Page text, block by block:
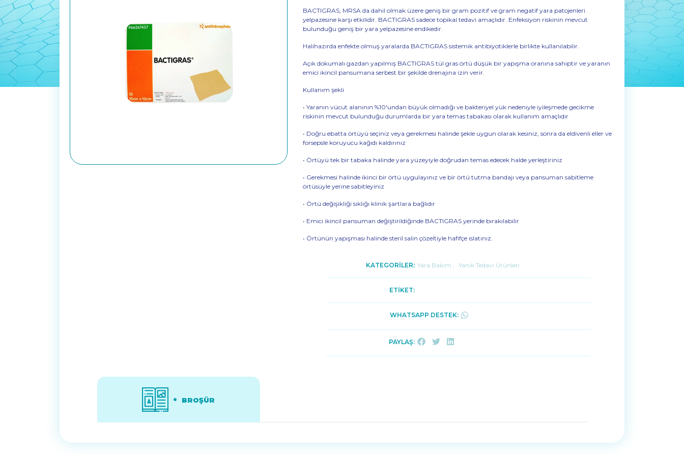
BACTIGRAS, MRSA da dahil olmak üzere geniş bir gram pozitif ve gram negatif yara patojenleri
yelpazesine karşı etkilidir. BACTIGRAS sadece topikal tedavi amaçlıdır. Enfeksiyon riskinin mevcut
bulunduğu geniş bir yara yelpazesine endikedir.
Halihazırda enfekte olmuş yaralarda BACTIGRAS sistemik antibiyotiklerle birlikte kullanılabilir.
Açık dokumalı gazdan yapılmış BACTIGRAS tül gras örtü düşük bir yapışma oranına sahiptir ve yaranın
emici ikincil pansumana serbest bir şekilde drenajına izin verir.
Kullanım şekli
• Yaranın vücut alanının %10'undan büyük olmadığı ve bakteriyel yük nedeniyle iyileşmede gecikme
riskinin mevcut bulunduğu durumlarda bir yara temas tabakası olarak kullanım amaçlıdır
• Doğru ebatta örtüyü seçiniz veya gerekmesi halinde şekle uygun olarak kesiniz, sonra da eldivenli eller ve
forsepsle koruyucu kağıdı kaldırınız
• Örtüyü tek bir tabaka halinde yara yüzeyiyle doğrudan temas edecek halde yerleştiriniz
• Gerekmesi halinde ikinci bir örtü uygulayınız ve bir örtü tutma bandajı veya pansuman sabitleme
örtüsüyle yerine sabitleyiniz
• Örtü değişikliği sıklığı klinik şartlara bağlıdır
• Emici ikincil pansuman değiştirildiğinde BACTIGRAS yerinde bırakılabilir
• Örtünün yapışması halinde steril salin çözeltiyle hafifçe ıslatınız.
KATEGORİLER: Yara Bakım , Yanık Tedavi Ürünleri
ETİKET:
WHATSAPP DESTEK:
PAYLAŞ:
BROŞÜR